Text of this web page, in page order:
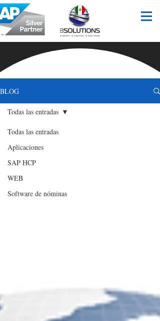
BLOG
Todas las entradas
Aplicaciones
SAP HCP
WEB
Software de nóminas
Todas las entradas